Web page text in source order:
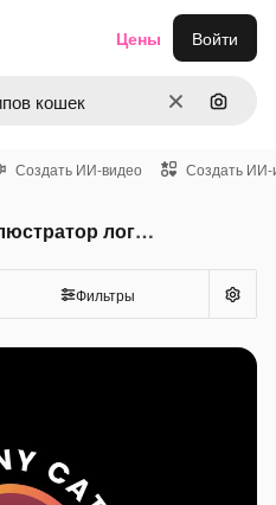
ОчиститьПоиск
Цены Войти
Создать ИИ-видео Создать ИИ-
Векторы По Запросу Иллюстратор логотипов кошек
Фильтры